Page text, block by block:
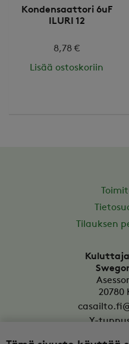
Kondensaattori 6uF
ILURI 12
8,78 €
Lisää ostoskoriin
Tilauksen
20780
Y-